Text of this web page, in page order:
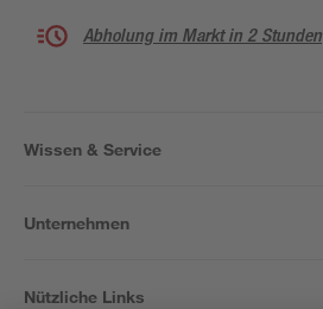
Abholung im Markt in 2 Stunden
Wissen & Service
Unternehmen
Nützliche Links